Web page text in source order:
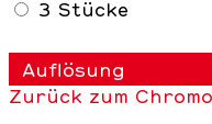
3 Stücke
Auflösung
Zurück zum